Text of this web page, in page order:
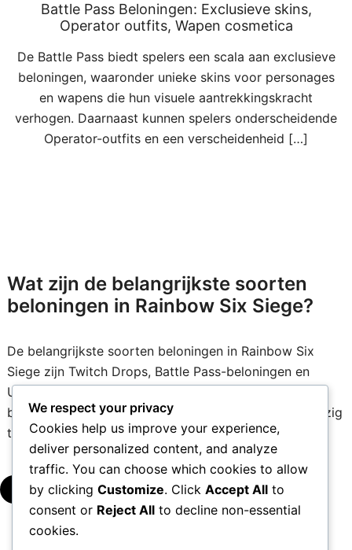
Battle Pass Beloningen: Exclusieve skins,
Operator outfits, Wapen cosmetica
De Battle Pass biedt spelers een scala aan exclusieve
beloningen, waaronder unieke skins voor personages
en wapens die hun visuele aantrekkingskracht
verhogen. Daarnaast kunnen spelers onderscheidende
Operator-outfits en een verscheidenheid […]
Wat zijn de belangrijkste soorten
beloningen in Rainbow Six Siege?
De belangrijkste soorten beloningen in Rainbow Six
Siege zijn Twitch Drops, Battle Pass-beloningen en
Ubisoft Connect-uitdagingen. Elk van deze systemen
biedt spelers unieke prikkels om zich met het spel bezig
te houden en hun algehele ervaring te verbeteren.
We respect your privacy
Cookies help us improve your experience,
deliver personalized content, and analyze
traffic. You can choose which cookies to allow
by clicking Customize. Click Accept All to
consent or Reject All to decline non-essential
cookies.